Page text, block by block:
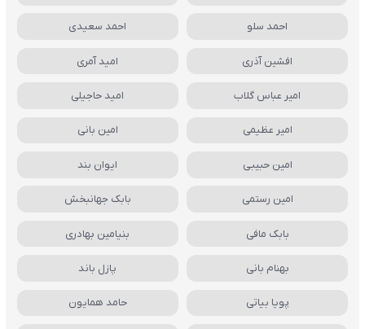
احمد سلو احمد سعیدی
افشین آذری امید آمری
امیر عباس گلاب امید حاجیلی
امیر عظیمی امین بانی
امین حبیبی ایوان بند
امین رستمی بابک جهانبخش
بابک مافی بنیامین بهادری
بهنام بانی پازل باند
پویا بیاتی حامد همایون